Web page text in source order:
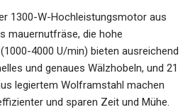
1300-W-Hochleistungsmotor aus
mauernutfräse, die hohe
4000 U/min) bieten ausreichend
und genaues Wälzhobeln, und 21
legiertem Wolframstahl machen
und sparen Zeit und Mühe.